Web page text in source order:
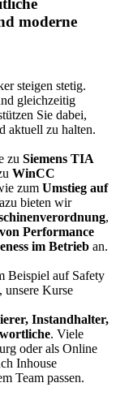
moderne
steigen stetig.
gleichzeitig
Sie dabei,
aktuell zu halten.
zu Siemens TIA
WinCC
zum Umstieg auf
bieten wir
,
Performance
im Betrieb an.
Beispiel auf Safety
unsere Kurse
Instandhalter,
. Viele
oder als Online
Inhouse
Team passen.